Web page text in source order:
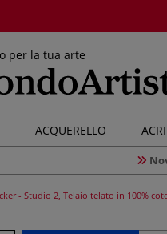
per la tua arte
ACQUERELLO
- Studio 2, Telaio telato in 100%